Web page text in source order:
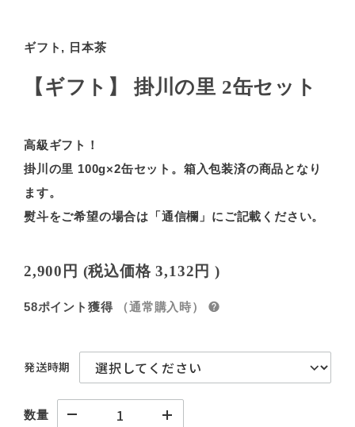
ギフト, 日本茶
【ギフト】 掛川の里 2缶セット
高級ギフト！
掛川の里 100g×2缶セット。箱入包装済の商品となり
ます。
熨斗をご希望の場合は「通信欄」にご記載ください。
2,900円 (税込価格3,132円 )
58ポイント獲得 （通常購入時）
発送時期
数量